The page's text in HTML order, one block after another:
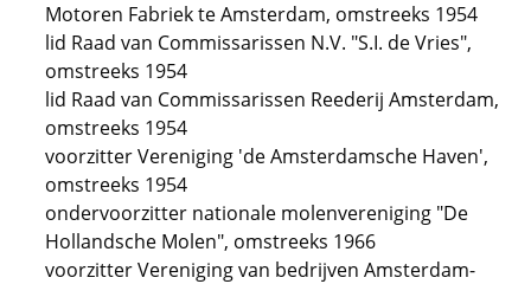
Motoren Fabriek te Amsterdam, omstreeks 1954
lid Raad van Commissarissen N.V. "S.I. de Vries",
omstreeks 1954
lid Raad van Commissarissen Reederij Amsterdam,
omstreeks 1954
voorzitter Vereniging 'de Amsterdamsche Haven',
omstreeks 1954
ondervoorzitter nationale molenvereniging "De
Hollandsche Molen", omstreeks 1966
voorzitter Vereniging van bedrijven Amsterdam-